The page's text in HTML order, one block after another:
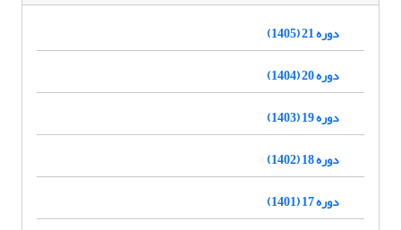
دوره 21 (1405)
دوره 20 (1404)
دوره 19 (1403)
دوره 18 (1402)
دوره 17 (1401)